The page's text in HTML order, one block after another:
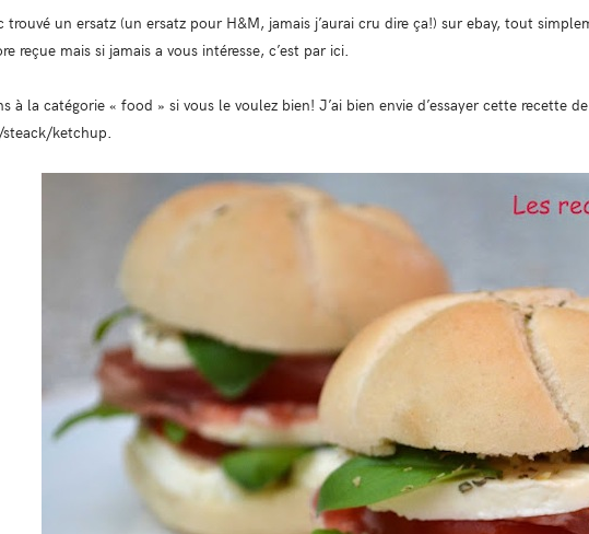
trouvé un ersatz (un ersatz pour H&M, jamais j’aurai cru dire ça!) sur ebay, tout
reçue mais si jamais a vous intéresse, c’est par ici.
à la catégorie « food » si vous le voulez bien! J’ai bien envie d’essayer cette recette
ketchup.